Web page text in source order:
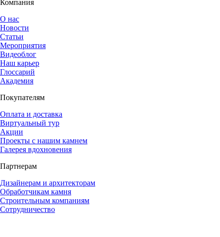
Компания
О нас
Новости
Статьи
Мероприятия
Видеоблог
Наш карьер
Глоссарий
Академия
Покупателям
Оплата и доставка
Виртуальный тур
Акции
Проекты с нашим камнем
Галерея вдохновения
Партнерам
Дизайнерам и архитекторам
Обработчикам камня
Строительным компаниям
Сотрудничество